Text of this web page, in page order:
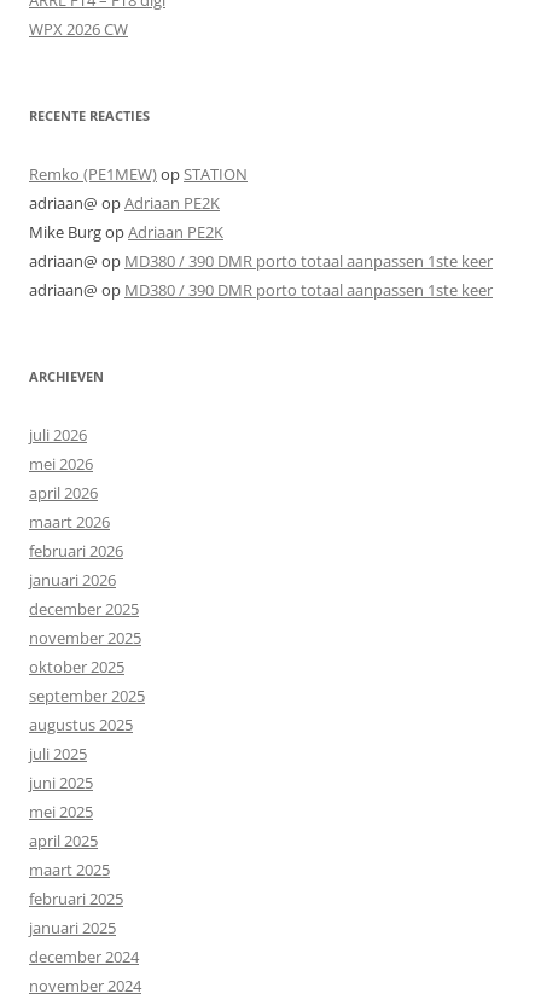
WPX 2026 CW
RECENTE REACTIES
Remko (PE1MEW)opSTATION
adriaan@ opAdriaan PE2K
Mike BurgopAdriaan PE2K
adriaan@ op MD380 / 390 DMR porto totaal aanpassen 1ste keer
adriaan@ op MD380 / 390 DMR porto totaal aanpassen 1ste keer
ARCHIEVEN
juli 2026
mei 2026
april 2026
maart 2026
februari 2026
januari 2026
december 2025
november 2025
oktober 2025
september 2025
augustus 2025
juli 2025
juni 2025
mei 2025
april 2025
maart 2025
februari 2025
januari 2025
december 2024
november 2024